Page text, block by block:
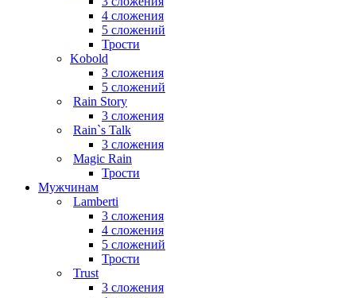
4 сложения
5 сложений
Трости
Kobold
3 сложения
5 сложений
Rain Story
3 сложения
Rain`s Talk
3 сложения
Magic Rain
Трости
Мужчинам
Lamberti
3 сложения
4 сложения
5 сложений
Трости
Trust
3 сложения